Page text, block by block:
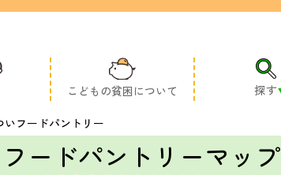
こどもの貧困について 探す
いフードパントリー
フードパントリーマップ